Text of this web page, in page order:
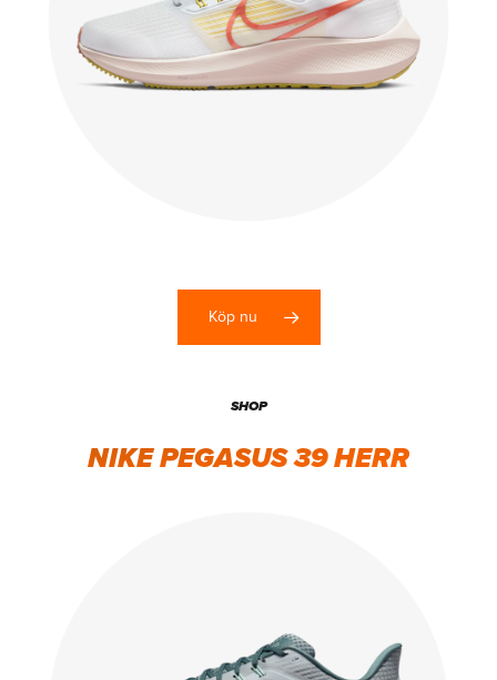
Köp nu
SHOP
NIKE PEGASUS 39 HERR